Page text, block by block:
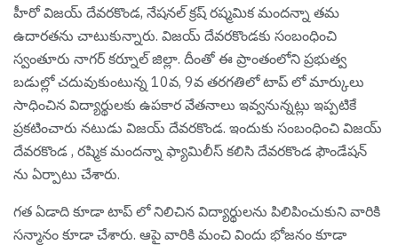
హీరో విజ‌య్ దేవ‌ర‌కొండ‌, నేష‌న‌ల్ క్ర‌ష్ ర‌ష్మ‌మిక మంద‌న్నా త‌మ
ఉదార‌త‌ను చాటుకున్నారు. విజ‌య్ దేవ‌ర‌కొండ‌కు సంబంధించి
స్వంతూరు నాగ‌ర్ క‌ర్నూల్ జిల్లా. దీంతో ఈ ప్రాంతంలోని ప్ర‌భుత్వ
బ‌డుల్లో చ‌దువుకుంటున్న 10వ‌, 9వ త‌ర‌గ‌తిలో టాప్ లో మార్కులు
సాధించిన విద్యార్థుల‌కు ఉప‌కార వేత‌నాలు ఇవ్వ‌నున్న‌ట్లు ఇప్ప‌టికే
ప్ర‌క‌టించారు న‌టుడు విజ‌య్ దేవ‌ర‌కొండ‌. ఇందుకు సంబంధించి విజ‌య్
దేవ‌ర‌కొండ , ర‌ష్మిక మంద‌న్నా ఫ్యామిలీస్ క‌లిసి దేవ‌ర‌కొండ ఫౌండేష‌న్
ను ఏర్పాటు చేశారు.
గ‌త ఏడాది కూడా టాప్ లో నిలిచిన విద్యార్థుల‌ను పిలిపించుకుని వారికి
స‌న్మానం కూడా చేశారు. ఆపై వారికి మంచి విందు భోజ‌నం కూడా